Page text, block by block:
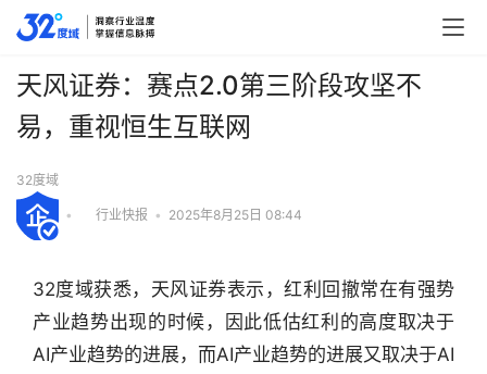
天风证券：赛点2.0第三阶段攻坚不
易，重视恒生互联网
32度域
• 行业快报 • 2025年8月25日 08:44
32度域获悉，天风证券表示，红利回撤常在有强势
产业趋势出现的时候，因此低估红利的高度取决于
AI产业趋势的进展，而AI产业趋势的进展又取决于AI